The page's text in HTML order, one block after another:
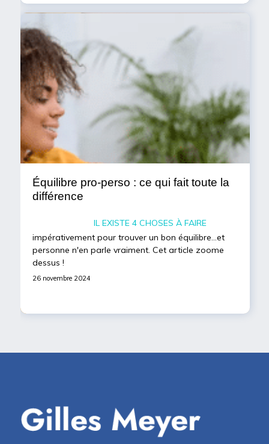
Équilibre pro-perso : ce qui fait toute la
différence
Il existe 4 choses à faire
impérativement pour trouver un bon équilibre...et
personne n'en parle vraiment. Cet article zoome
dessus !
26 novembre 2024